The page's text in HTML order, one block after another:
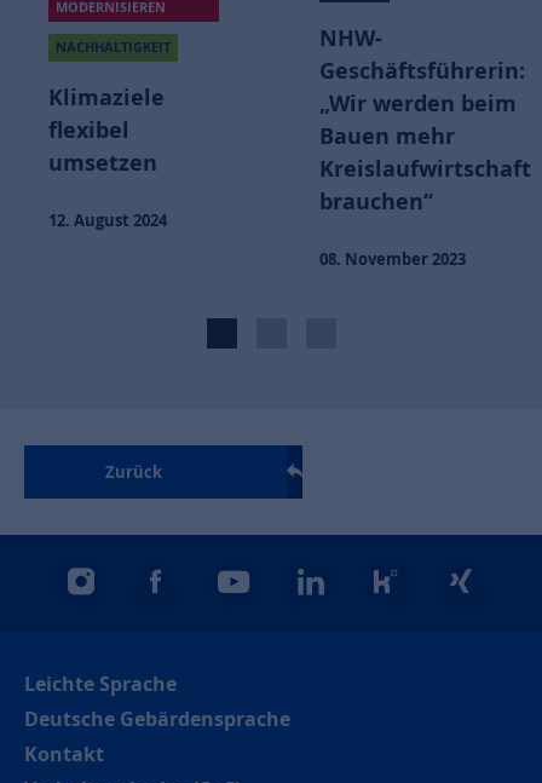
NHW-
Geschäftsführerin:
„Wir werden beim
Bauen mehr
Kreislaufwirtschaft
09. September 2022
Zurück
instagramfacebookyoutubelinkedinkununuxing
Leichte Sprache
Deutsche Gebärdensprache
Kontakt